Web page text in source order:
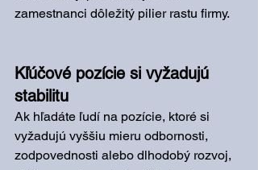
zamestnanci dôležitý pilier rastu firmy.
Kľúčové pozície si vyžadujú
stabilitu
Ak hľadáte ľudí na pozície, ktoré si
vyžadujú vyššiu mieru odbornosti,
zodpovednosti alebo dlhodobý rozvoj,